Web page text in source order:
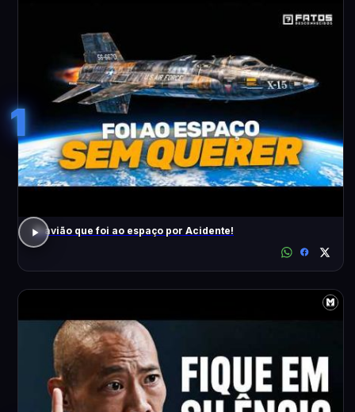
1
O avião que foi ao espaço por Acidente!